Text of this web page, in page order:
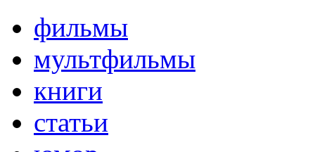
фильмы
мультфильмы
книги
статьи